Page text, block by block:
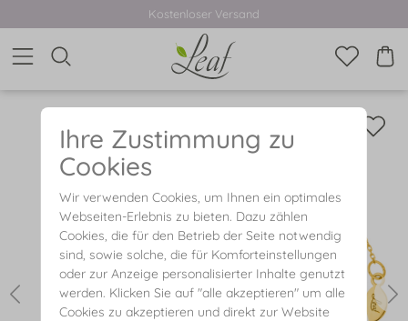
Kostenloser Versand
Ihre Zustimmung zu
Cookies
Wir verwenden Cookies, um Ihnen ein optimales
Webseiten-Erlebnis zu bieten. Dazu zählen
Cookies, die für den Betrieb der Seite notwendig
sind, sowie solche, die für Komforteinstellungen
oder zur Anzeige personalisierter Inhalte genutzt
werden. Klicken Sie auf "alle akzeptieren" um alle
Cookies zu akzeptieren und direkt zur Website